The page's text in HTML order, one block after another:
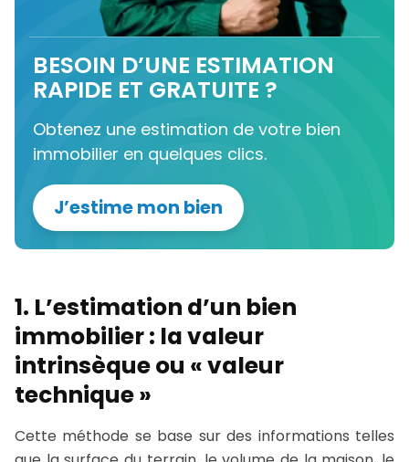
BESOIN D’UNE ESTIMATION
RAPIDE ET GRATUITE ?
Obtenez une estimation de votre bien
immobilier en quelques clics.
J’estime mon bien
1. L’estimation d’un bien
immobilier : la valeur
intrinsèque ou « valeur
technique »
Cette méthode se base sur des informations telles